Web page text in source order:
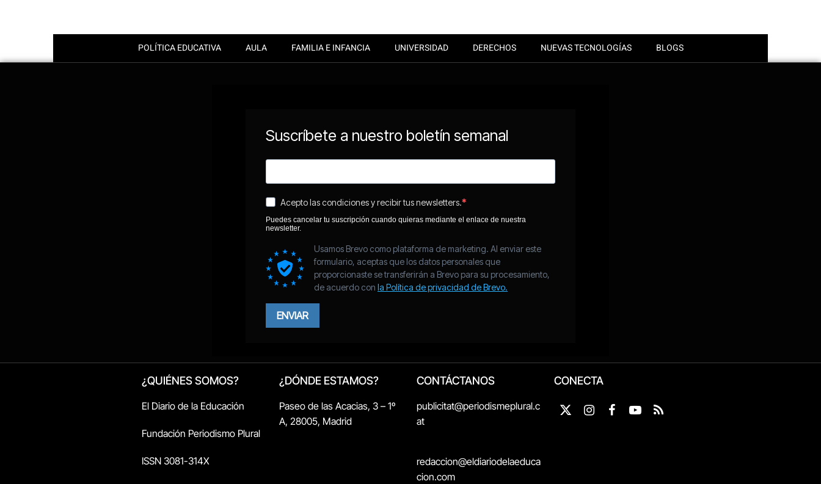
POLÍTICA EDUCATIVA AULA FAMILIA E INFANCIA UNIVERSIDAD DERECHOS NUEVAS TECNOLOGÍAS BLOGS
¿QUIÉNES SOMOS?
El Diario de la Educación
Fundación Periodismo Plural
ISSN 3081-314X
¿DÓNDE ESTAMOS?
Paseo de las Acacias, 3 – 1º
A, 28005, Madrid
CONTÁCTANOS
publicitat@periodismeplural.c
at
redaccion@eldiariodelaeduca
cion.com
CONECTA
X
InstagramFacebookYouTubeRSS